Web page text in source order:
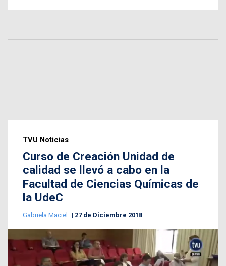
TVU Noticias
Curso de Creación Unidad de
calidad se llevó a cabo en la
Facultad de Ciencias Químicas de
la UdeC
Gabriela Maciel 27 de Diciembre 2018